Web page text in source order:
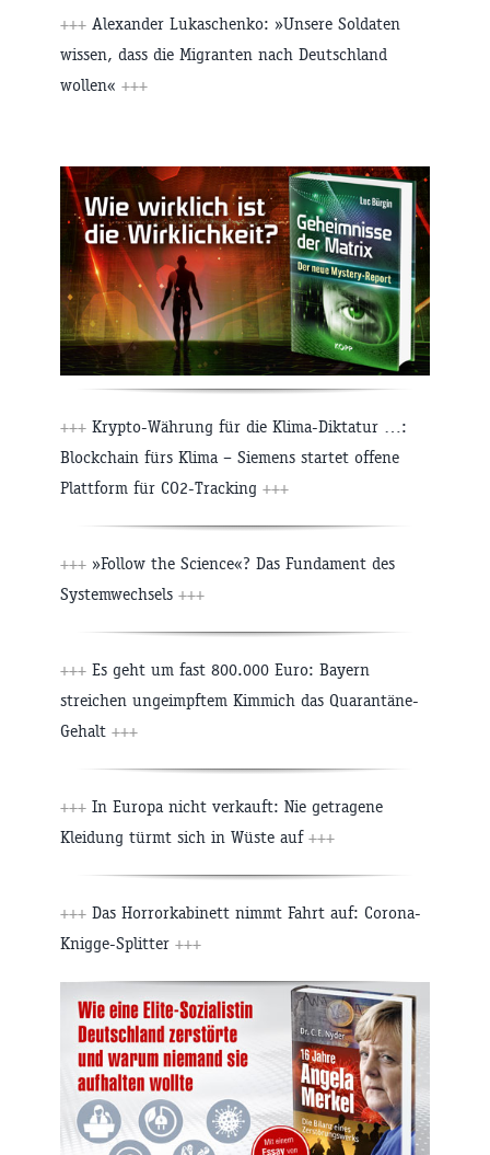
+++ Alexander Lukaschenko: »Unsere Soldaten
wissen, dass die Migranten nach Deutschland
wollen« +++
+++ Krypto-Währung für die Klima-Diktatur …:
Blockchain fürs Klima – Siemens startet offene
Plattform für CO2-Tracking +++
+++ »Follow the Science«? Das Fundament des
Systemwechsels +++
+++ Es geht um fast 800.000 Euro: Bayern
streichen ungeimpftem Kimmich das Quarantäne-
Gehalt +++
+++ In Europa nicht verkauft: Nie getragene
Kleidung türmt sich in Wüste auf +++
+++ Das Horrorkabinett nimmt Fahrt auf: Corona-
Knigge-Splitter +++